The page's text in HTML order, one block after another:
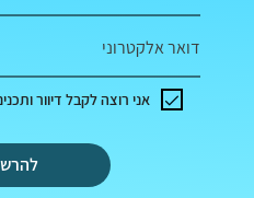
דואר אלקטרוני
אני רוצה לקבל דיוור